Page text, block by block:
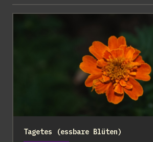
Tagetes (essbare Blüten)